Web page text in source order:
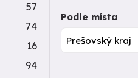
Podle místa
57
74
16
94